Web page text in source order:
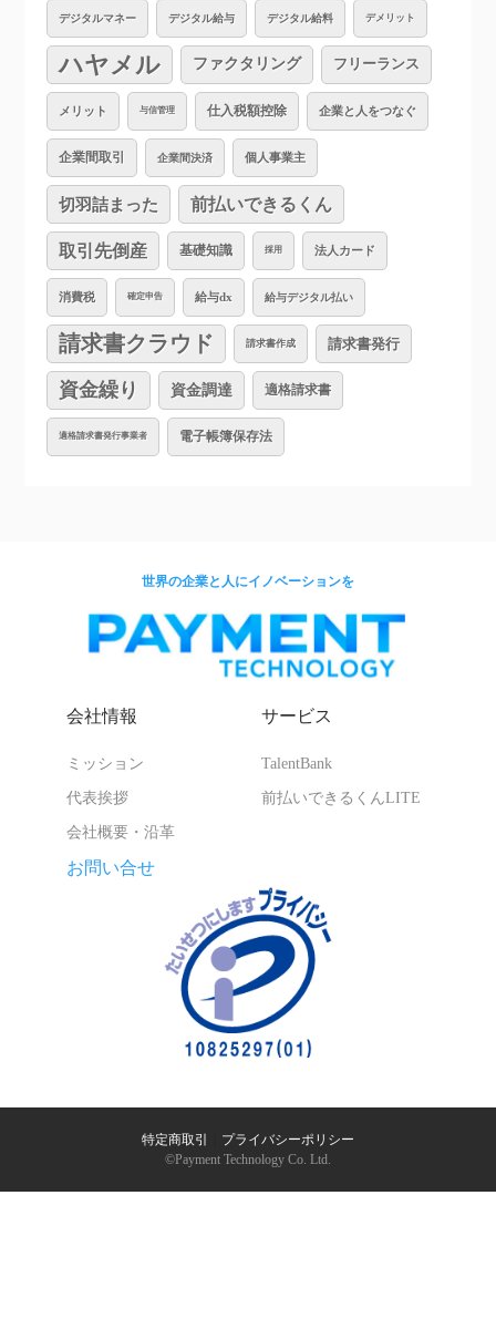
デジタルマネー デジタル給与 デジタル給料 デメリット
ハヤメル ファクタリング フリーランス
メリット 与信管理 仕入税額控除 企業と人をつなぐ
企業間取引 企業間決済 個人事業主
切羽詰まった 前払いできるくん
取引先倒産 基礎知識 採用 法人カード
消費税 確定申告 給与dx 給与デジタル払い
請求書クラウド 請求書作成 請求書発行
資金繰り 資金調達 適格請求書
適格請求書発行事業者 電子帳簿保存法
世界の企業と人にイノベーションを
会社情報
ミッション
代表挨拶
会社概要・沿革
サービス
TalentBank
前払いできるくんLITE
お問い合せ
特定商取引
プライバシーポリシー
©︎Payment Technology Co. Ltd.